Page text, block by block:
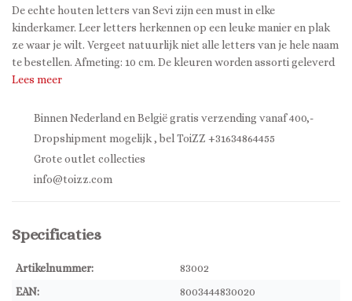
De echte houten letters van Sevi zijn een must in elke
kinderkamer. Leer letters herkennen op een leuke manier en plak
ze waar je wilt. Vergeet natuurlijk niet alle letters van je hele naam
te bestellen. Afmeting: 10 cm. De kleuren worden assorti geleverd
Lees meer
Binnen Nederland en België gratis verzending vanaf 400,-
Dropshipment mogelijk , bel ToiZZ +31634864455
Grote outlet collecties
info@toizz.com
Specificaties
Artikelnummer:
83002
EAN:
8003444830020